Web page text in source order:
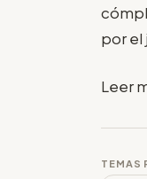
por el
Leer
TEMAS